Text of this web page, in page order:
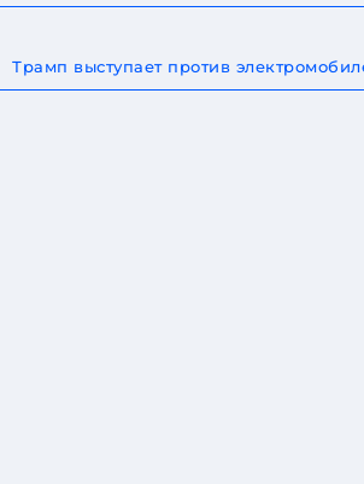
Трамп выступает против